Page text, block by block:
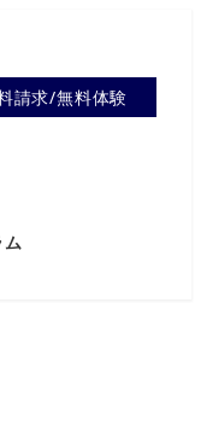
請求/無料体験